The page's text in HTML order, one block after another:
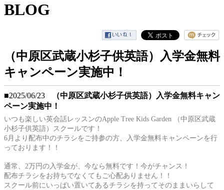
BLOG
（中原区武蔵小杉子供英語）入学金無料
キャンペーン実施中！
■2025/06/23
（中原区武蔵小杉子供英語）入学金無料キャン
ペーン実施中！
いつも楽しい英会話レッスンのApple Tree Kids Garden
（中原区武蔵
小杉子供英語）スクールです！
6 月より配布中のチラシをご持参の方、入学金無料キャンペーンを行
っております！！
通常、 2万円の入学金が、今なら無料です！今がチャンス！
配布チラシをお持ちでなくてもご心配ありません！！
スクール前にいっぱい置いてあるチラシを持ってそのままいらして